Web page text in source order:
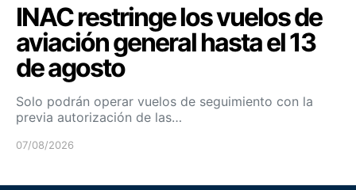
INAC restringe los vuelos de
aviación general hasta el 13
de agosto
Solo podrán operar vuelos de seguimiento con la
previa autorización de las…
07/08/2026